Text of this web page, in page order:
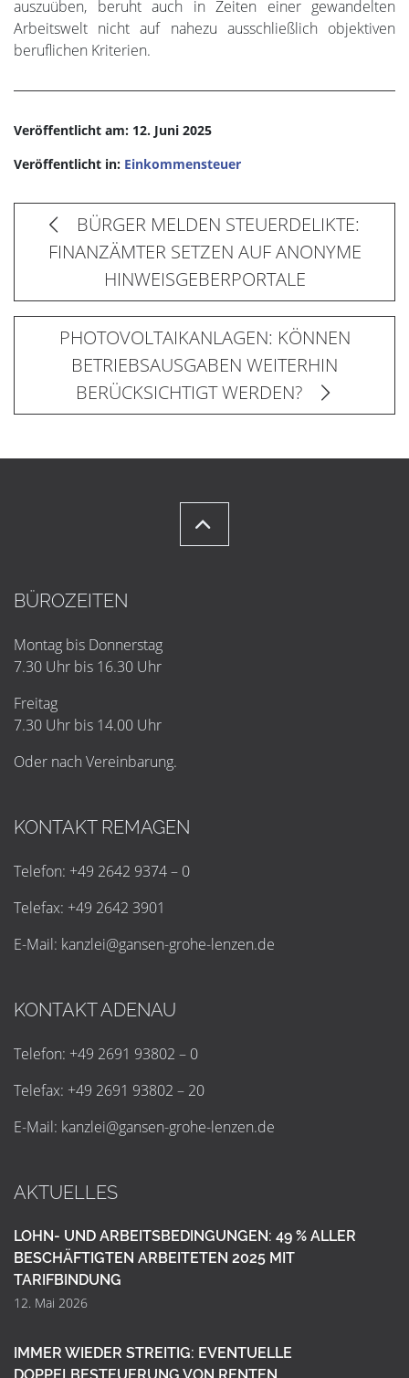
auszuüben, beruht auch in Zeiten einer gewandelten
Arbeitswelt nicht auf nahezu ausschließlich objektiven
beruflichen Kriterien.
Veröffentlicht am: 12. Juni 2025
Veröffentlicht in: Einkommensteuer
BÜRGER MELDEN STEUERDELIKTE:
FINANZÄMTER SETZEN AUF ANONYME
HINWEISGEBERPORTALE
PHOTOVOLTAIKANLAGEN: KÖNNEN
BETRIEBSAUSGABEN WEITERHIN
BERÜCKSICHTIGT WERDEN?
BÜROZEITEN
Montag bis Donnerstag
7.30 Uhr bis 16.30 Uhr
Freitag
7.30 Uhr bis 14.00 Uhr
Oder nach Vereinbarung.
KONTAKT REMAGEN
Telefon: +49 2642 9374 – 0
Telefax: +49 2642 3901
E-Mail: kanzlei@gansen-grohe-lenzen.de
KONTAKT ADENAU
Telefon: +49 2691 93802 – 0
Telefax: +49 2691 93802 – 20
E-Mail: kanzlei@gansen-grohe-lenzen.de
AKTUELLES
LOHN- UND ARBEITSBEDINGUNGEN: 49 % ALLER
BESCHÄFTIGTEN ARBEITETEN 2025 MIT
TARIFBINDUNG
12. Mai 2026
IMMER WIEDER STREITIG: EVENTUELLE